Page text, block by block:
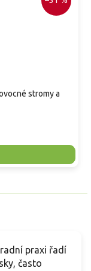
stromy a
praxi řadí
často